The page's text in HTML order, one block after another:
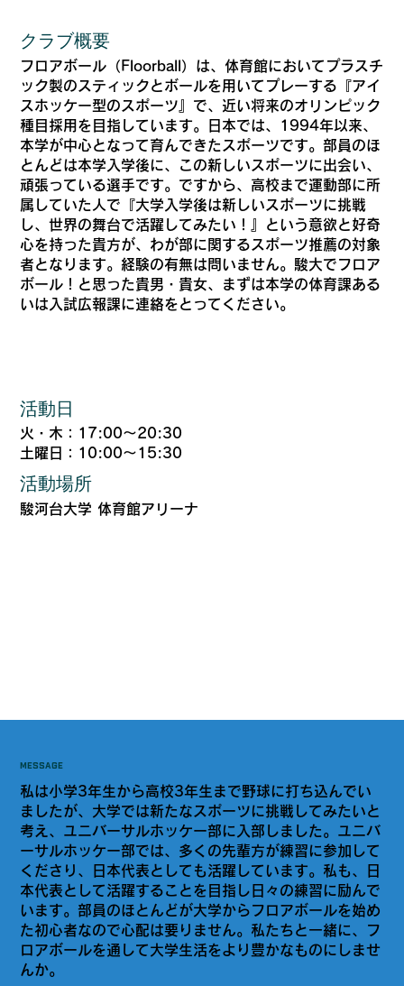
MESSAGE
私は小学3年生から高校3年生まで野球に打ち込んでい
ましたが、大学では新たなスポーツに挑戦してみたいと
考え、ユニバーサルホッケー部に入部しました。ユニバ
ーサルホッケー部では、多くの先輩方が練習に参加して
くださり、日本代表としても活躍しています。私も、日
本代表として活躍することを目指し日々の練習に励んで
います。部員のほとんどが大学からフロアボールを始め
た初心者なので心配は要りません。私たちと一緒に、フ
ロアボールを通して大学生活をより豊かなものにしませ
んか。
クラブ概要
フロアボール（Floorball）は、体育館においてプラスチ
ック製のスティックとボールを用いてプレーする『アイ
スホッケー型のスポーツ』で、近い将来のオリンピック
種目採用を目指しています。日本では、1994年以来、
本学が中心となって育んできたスポーツです。部員のほ
とんどは本学入学後に、この新しいスポーツに出会い、
頑張っている選手です。ですから、高校まで運動部に所
属していた人で『大学入学後は新しいスポーツに挑戦
し、世界の舞台で活躍してみたい！』という意欲と好奇
心を持った貴方が、わが部に関するスポーツ推薦の対象
者となります。経験の有無は問いません。駿大でフロア
ボール！と思った貴男・貴女、まずは本学の体育課ある
いは入試広報課に連絡をとってください。
​活動日
火・木：17:00～20:30
土曜日：10:00～15:30
活動場所
駿河台大学 体育館アリーナ